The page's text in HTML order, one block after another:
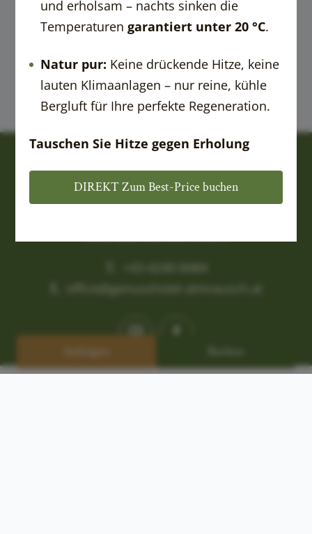
----
----
und erholsam – nachts sinken die
Temperaturengarantiert unter 20 °C.
Natur pur: Keine drückende Hitze, keine
lauten Klimaanlagen – nur reine, kühle
Bergluft für Ihre perfekte Regeneration.
Tauschen Sie Hitze gegen Erholung
DIREKT Zum Best-Price buchen
office@genusshotel-almrausch.at